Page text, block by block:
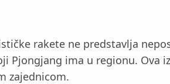
rakete ne predstavlja
ima u regionu. Ova
zajednicom.